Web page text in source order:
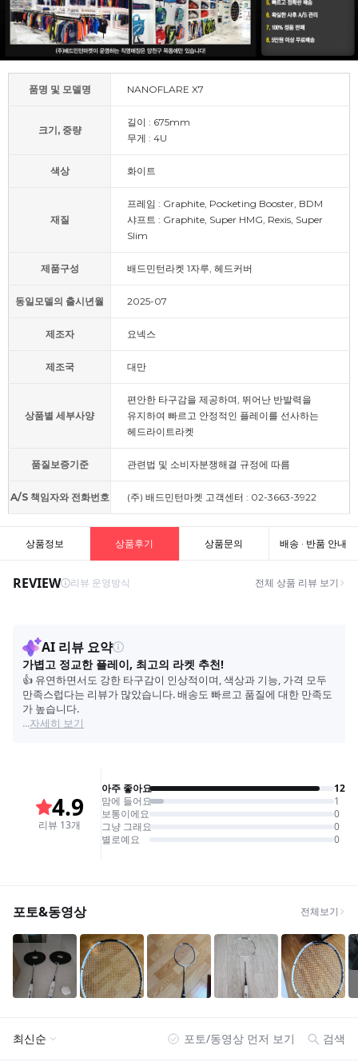
품명 및 모델명 NANOFLARE X7
크기, 중량
길이 : 675mm
무게 : 4U
색상 화이트
재질
프레임 : Graphite, Pocketing Booster, BDM
샤프트 : Graphite, Super HMG, Rexis, Super
Slim
제품구성 배드민턴라켓 1자루, 헤드커버
동일모델의 출시년월 2025-07
제조자 요넥스
제조국 대만
상품별 세부사양
편안한 타구감을 제공하며, 뛰어난 반발력을
유지하여 빠르고 안정적인 플레이를 선사하는
헤드라이트라켓
품질보증기준 관련법 및 소비자분쟁해결 규정에 따름
A/S 책임자와 전화번호 (주) 배드민턴마켓 고객센터 : 02-3663-3922
상품정보 상품후기 상품문의 배송 · 반품 안내